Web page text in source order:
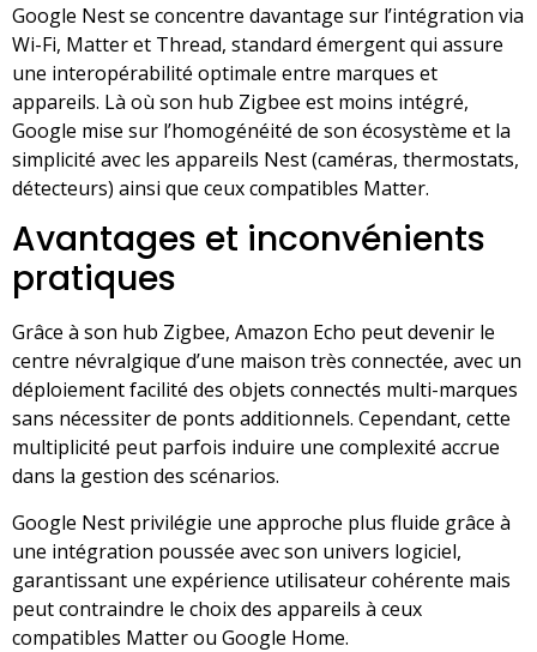
Google Nest se concentre davantage sur l’intégration via
Wi-Fi, Matter et Thread, standard émergent qui assure
une interopérabilité optimale entre marques et
appareils. Là où son hub Zigbee est moins intégré,
Google mise sur l’homogénéité de son écosystème et la
simplicité avec les appareils Nest (caméras, thermostats,
détecteurs) ainsi que ceux compatibles Matter.
Avantages et inconvénients
pratiques
Grâce à son hub Zigbee, Amazon Echo peut devenir le
centre névralgique d’une maison très connectée, avec un
déploiement facilité des objets connectés multi-marques
sans nécessiter de ponts additionnels. Cependant, cette
multiplicité peut parfois induire une complexité accrue
dans la gestion des scénarios.
Google Nest privilégie une approche plus fluide grâce à
une intégration poussée avec son univers logiciel,
garantissant une expérience utilisateur cohérente mais
peut contraindre le choix des appareils à ceux
compatibles Matter ou Google Home.